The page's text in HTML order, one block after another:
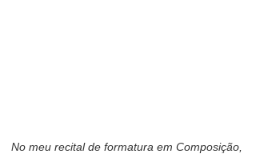
No meu recital de formatura em Composição,